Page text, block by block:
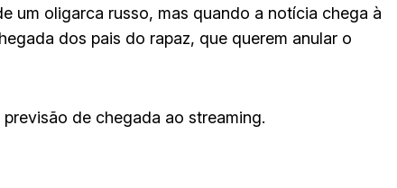
um oligarca russo, mas quando a notícia chega à
dos pais do rapaz, que querem anular o
de chegada ao streaming.